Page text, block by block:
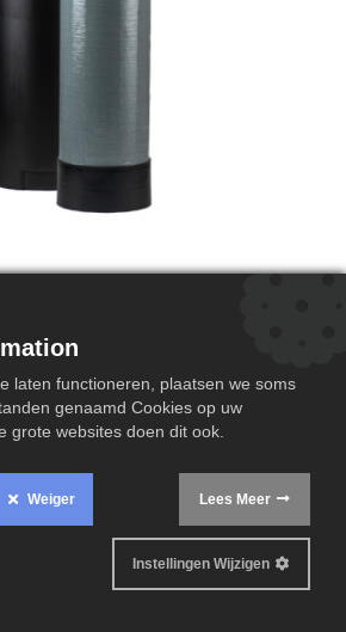
ammonium, ijzer en hardheid
230V – 50 Hz
liter per regeneratie (bij TH = 30°F)
(bij aanwezigheid van NH₄
laten functioneren, plaatsen we soms
genaamd Cookies op uw
grote websites doen dit ook.
Weiger Lees Meer
Instellingen Wijzigen